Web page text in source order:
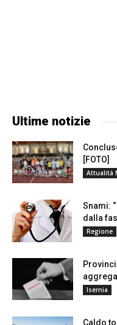
Ultime notizie
[FOTO]
Attualità
Snami:
dalla
Regione
Isernia
Caldo